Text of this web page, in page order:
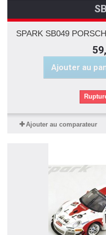
SPARK SB049
Ajouter au
Ajouter au comparateur